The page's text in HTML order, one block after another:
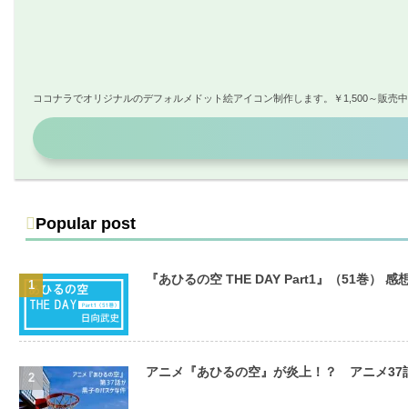
ココナラでオリジナルのデフォルメドット絵アイコン制作します。￥1,500～販売
Popular post
『あひるの空 THE DAY Part1』（51巻） 感
アニメ『あひるの空』が炎上！？ アニメ37